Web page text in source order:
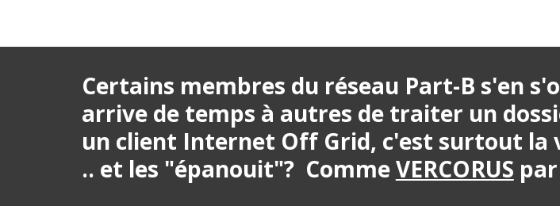
Certains membres du réseau Part-B s'en
arrive de temps à autres de traiter un
un client Internet Off Grid, c'est surtout la
.. et les "épanouit"?  Comme VERCORUS